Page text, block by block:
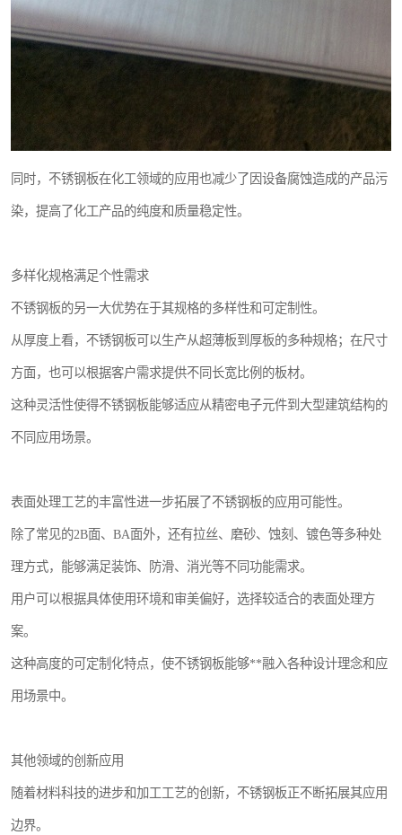
同时，不锈钢板在化工领域的应用也减少了因设备腐蚀造成的产品污
染，提高了化工产品的纯度和质量稳定性。
多样化规格满足个性需求
不锈钢板的另一大优势在于其规格的多样性和可定制性。
从厚度上看，不锈钢板可以生产从超薄板到厚板的多种规格；在尺寸
方面，也可以根据客户需求提供不同长宽比例的板材。
这种灵活性使得不锈钢板能够适应从精密电子元件到大型建筑结构的
不同应用场景。
表面处理工艺的丰富性进一步拓展了不锈钢板的应用可能性。
除了常见的2B面、BA面外，还有拉丝、磨砂、蚀刻、镀色等多种处
理方式，能够满足装饰、防滑、消光等不同功能需求。
用户可以根据具体使用环境和审美偏好，选择较适合的表面处理方
案。
这种高度的可定制化特点，使不锈钢板能够**融入各种设计理念和应
用场景中。
其他领域的创新应用
随着材料科技的进步和加工工艺的创新，不锈钢板正不断拓展其应用
边界。